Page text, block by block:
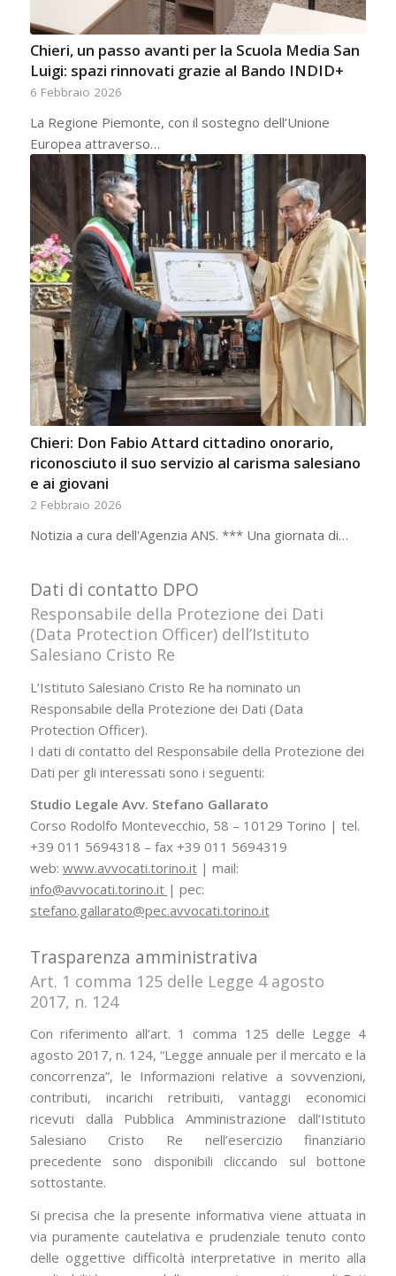
Chieri, un passo avanti per la Scuola Media San
Luigi: spazi rinnovati grazie al Bando INDID+
6 Febbraio 2026
La Regione Piemonte, con il sostegno dell’Unione
Europea attraverso…
Chieri: Don Fabio Attard cittadino onorario,
riconosciuto il suo servizio al carisma salesiano
e ai giovani
2 Febbraio 2026
Notizia a cura dell'Agenzia ANS. *** Una giornata di…
Dati di contatto DPO
Responsabile della Protezione dei Dati
(Data Protection Officer) dell’Istituto
Salesiano Cristo Re
L’Istituto Salesiano Cristo Re ha nominato un
Responsabile della Protezione dei Dati (Data
Protection Officer).
I dati di contatto del Responsabile della Protezione dei
Dati per gli interessati sono i seguenti:
Studio Legale Avv. Stefano Gallarato
Corso Rodolfo Montevecchio, 58 – 10129 Torino | tel.
+39 011 5694318 – fax +39 011 5694319
web: www.avvocati.torino.it| mail:
info@avvocati.torino.it | pec:
stefano.gallarato@pec.avvocati.torino.it
Trasparenza amministrativa
Art. 1 comma 125 delle Legge 4 agosto
2017, n. 124
Con riferimento all’art. 1 comma 125 delle Legge 4
agosto 2017, n. 124, “Legge annuale per il mercato e la
concorrenza”, le Informazioni relative a sovvenzioni,
contributi, incarichi retribuiti, vantaggi economici
ricevuti dalla Pubblica Amministrazione dall’Istituto
Salesiano Cristo Re nell’esercizio finanziario
precedente sono disponibili cliccando sul bottone
sottostante.
Si precisa che la presente informativa viene attuata in
via puramente cautelativa e prudenziale tenuto conto
delle oggettive difficoltà interpretative in merito alla